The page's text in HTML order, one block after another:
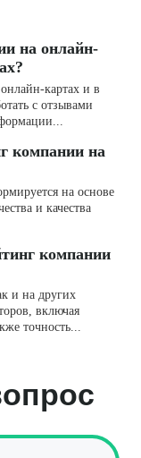
на онлайн-
картах и в
с отзывами
компании на
на основе
и качества
компании
и на других
включая
точность...